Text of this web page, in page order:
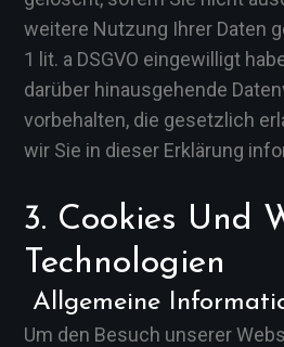
weitere Nutzung Ihrer Daten
1 lit. a DSGVO eingewilligt
darüber hinausgehende
vorbehalten, die gesetzlich
wir Sie in dieser Erklärung
3. Cookies Und
Technologien
Allgemeine
Um den Besuch unserer